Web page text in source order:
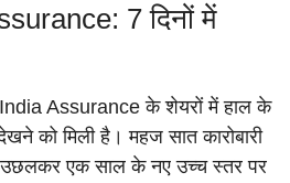
7 दिनों में
India Assurance के शेयरों में हाल के
को मिली है। महज सात कारोबारी
एक साल के नए उच्च स्तर पर